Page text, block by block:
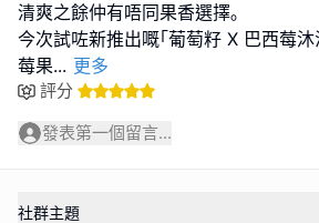
清爽之餘仲有唔同果香選擇｡
今次試咗新推出嘅｢葡萄籽 X 巴西莓
莓果... 更多
評分
發表第一個留言...
社群主題